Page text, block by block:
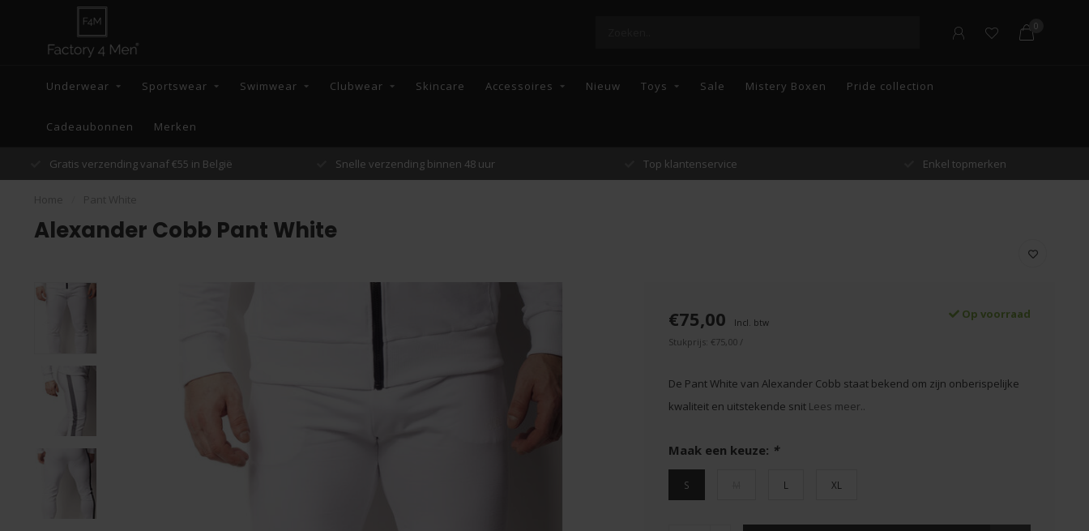
0
Underwear Sportswear Swimwear Clubwear Skincare Accessoires Nieuw Toys Sale Mistery Boxen Pride collection
Cadeaubonnen Merken
Snelle verzending binnen 48 uur Top klantenservice Enkel topmerken Gratis verzending vanaf €55 in België
Alexander Cobb Pant White
€75,00 Incl. btw
Op voorraad
Stukprijs: €75,00 /
De Pant White van Alexander Cobb staat bekend om zijn onberispelijke
kwaliteit en uitstekende snit Lees meer..
Maak een keuze: *
S L XL